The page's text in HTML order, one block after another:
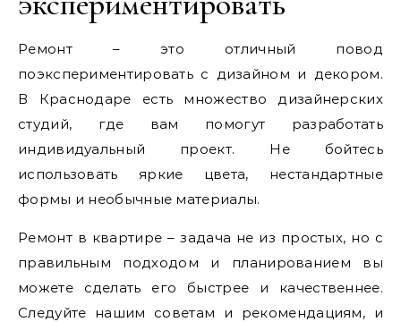
Ремонт – это отличный повод
поэкспериментировать с дизайном и декором.
В Краснодаре есть множество дизайнерских
студий, где вам помогут разработать
индивидуальный проект. Не бойтесь
использовать яркие цвета, нестандартные
формы и необычные материалы.
Ремонт в квартире – задача не из простых, но с
правильным подходом и планированием вы
можете сделать его быстрее и качественнее.
Следуйте нашим советам и рекомендациям, и